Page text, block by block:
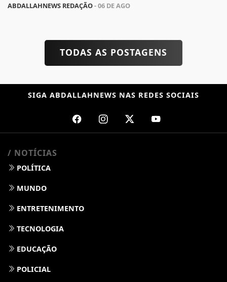
ABDALLAHNEWS REDAÇÃO- 06 DE AGO
TODAS AS POSTAGENS
SIGA ABDALLAHNEWS NAS REDES SOCIAIS
/ NOTÍCIAS
POLÍTICA
MUNDO
ENTRETENIMENTO
TECNOLOGIA
EDUCAÇÃO
POLICIAL